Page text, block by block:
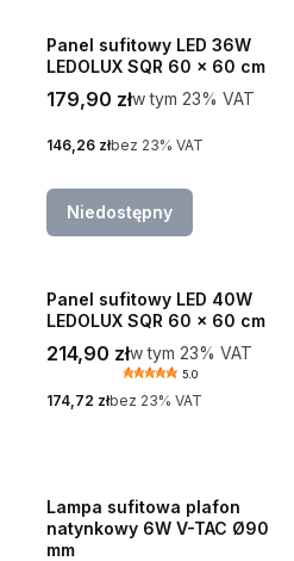
Panel sufitowy LED 36W
LEDOLUX SQR 60 x 60 cm
Cena brutto
179,90 złw tym %s VAT
w tym 23% VAT
Cena netto
146,26 złbez 23% VAT
Niedostępny
Panel sufitowy LED 40W
LEDOLUX SQR 60 x 60 cm
Cena brutto
214,90 złw tym %s VAT
w tym 23% VAT
5.0
Cena netto
174,72 złbez 23% VAT
Lampa sufitowa plafon
natynkowy 6W V-TAC Ø90
mm